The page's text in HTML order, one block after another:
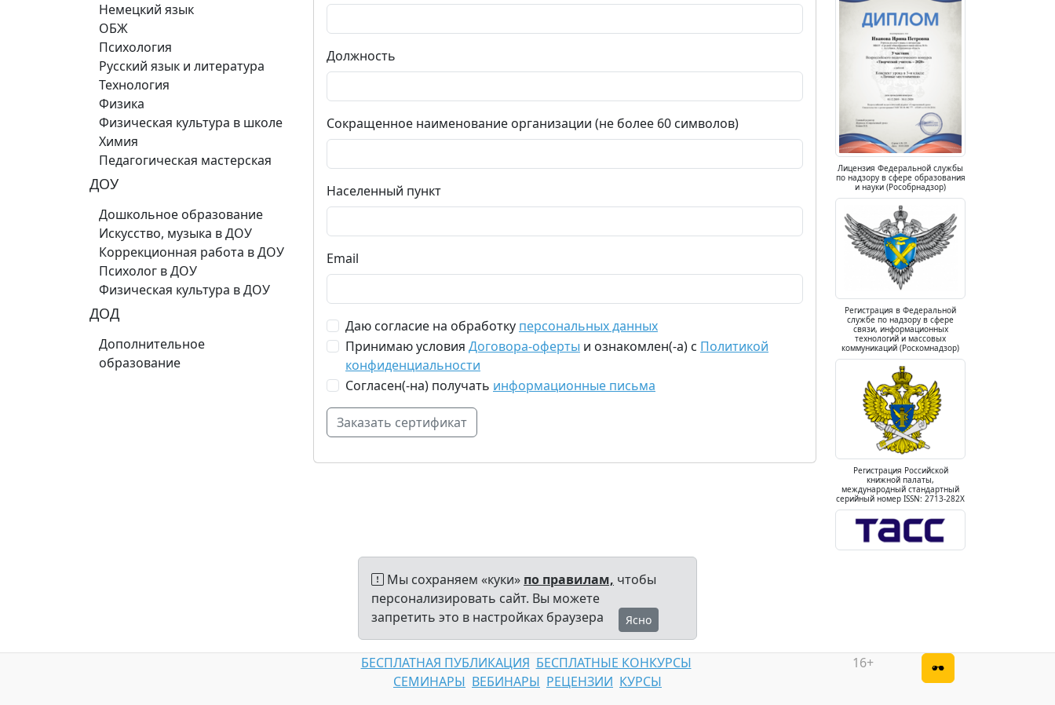
Немецкий язык
ОБЖ
Психология
Русский язык и литература
Технология
Физика
Физическая культура в школе
Химия
Педагогическая мастерская
ДОУ
Дошкольное образование
Искусство, музыка в ДОУ
Коррекционная работа в ДОУ
Психолог в ДОУ
Физическая культура в ДОУ
ДОД
Дополнительное
образование
Должность
Сокращенное наименование организации (не более 60 символов)
Населенный пункт
Email
Даю согласие на обработку персональных данных
Принимаю условия Договора-оферты и ознакомлен(-а) с Политикой
конфиденциальности
Согласен(-на) получать информационные письма
Лицензия Федеральной службы
по надзору в сфере образования
и науки (Рособрнадзор)
Регистрация в Федеральной
службе по надзору в сфере
связи, информационных
технологий и массовых
коммуникаций (Роскомнадзор)
Регистрация Российской
книжной палаты,
международный стандартный
серийный номер ISSN: 2713-282X
Мы сохраняем «куки» по правилам, чтобы
персонализировать сайт. Вы можете
запретить это в настройках браузера
Ясно
БЕСПЛАТНАЯ ПУБЛИКАЦИЯ БЕСПЛАТНЫЕ КОНКУРСЫ
СЕМИНАРЫ ВЕБИНАРЫ РЕЦЕНЗИИ КУРСЫ
16+